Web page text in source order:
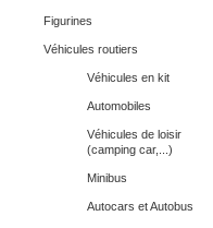
Figurines
Véhicules routiers
Véhicules en kit
Automobiles
Véhicules de loisir
(camping car,...)
Minibus
Autocars et Autobus